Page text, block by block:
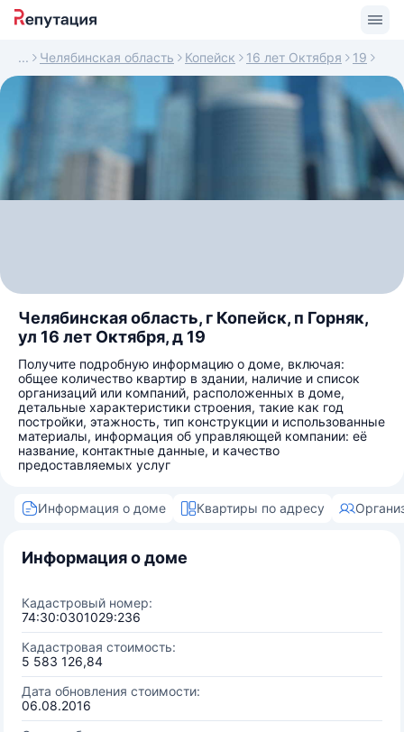
Челябинская область Копейск 16 лет Октября 19
Челябинская область, г Копейск, п Горняк,
ул 16 лет Октября, д 19
Получите подробную информацию о доме, включая:
общее количество квартир в здании, наличие и список
организаций или компаний, расположенных в доме,
детальные характеристики строения, такие как год
постройки, этажность, тип конструкции и использованные
материалы, информация об управляющей компании: её
название, контактные данные, и качество
предоставляемых услуг
Информация о доме Квартиры по адресу
Информация о доме
Кадастровый номер:
74:30:0301029:236
Кадастровая стоимость:
5 583 126,84
Дата обновления стоимости:
06.08.2016